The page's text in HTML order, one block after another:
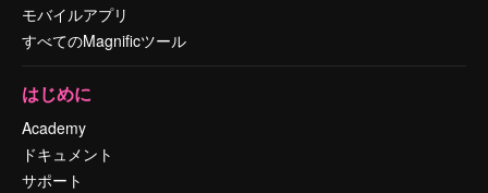
モバイルアプリ
すべてのMagnificツール
はじめに
Academy
ドキュメント
サポート